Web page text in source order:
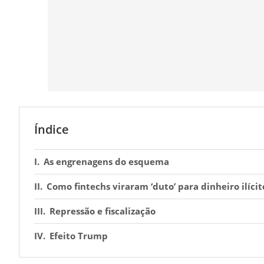
Índice
As engrenagens do esquema
Como fintechs viraram ‘duto’ para dinheiro
Repressão e fiscalização
Efeito Trump